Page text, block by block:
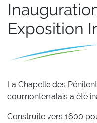
Exposition
La Chapelle des
cournonterralais a été
Construite vers 1600